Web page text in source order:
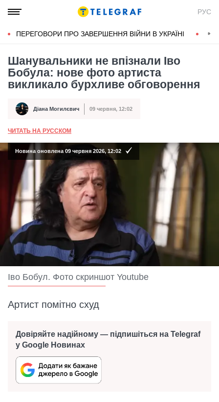
РУС
ПЕРЕГОВОРИ ПРО ЗАВЕРШЕННЯ ВІЙНИ В УКРАЇНІ
Шанувальники не впізнали Іво
Бобула: нове фото артиста
викликало бурхливе обговорення
Автор Діана Могилєвич
Дата публікації 09 червня, 12:02
ЧИТАТЬ НА РУССКОМ
Новина оновлена 09 червня 2026, 12:02
Іво Бобул. Фото скриншот Youtube
Артист помітно схуд
Довіряйте надійному — підпишіться на Telegraf
у Google Новинах